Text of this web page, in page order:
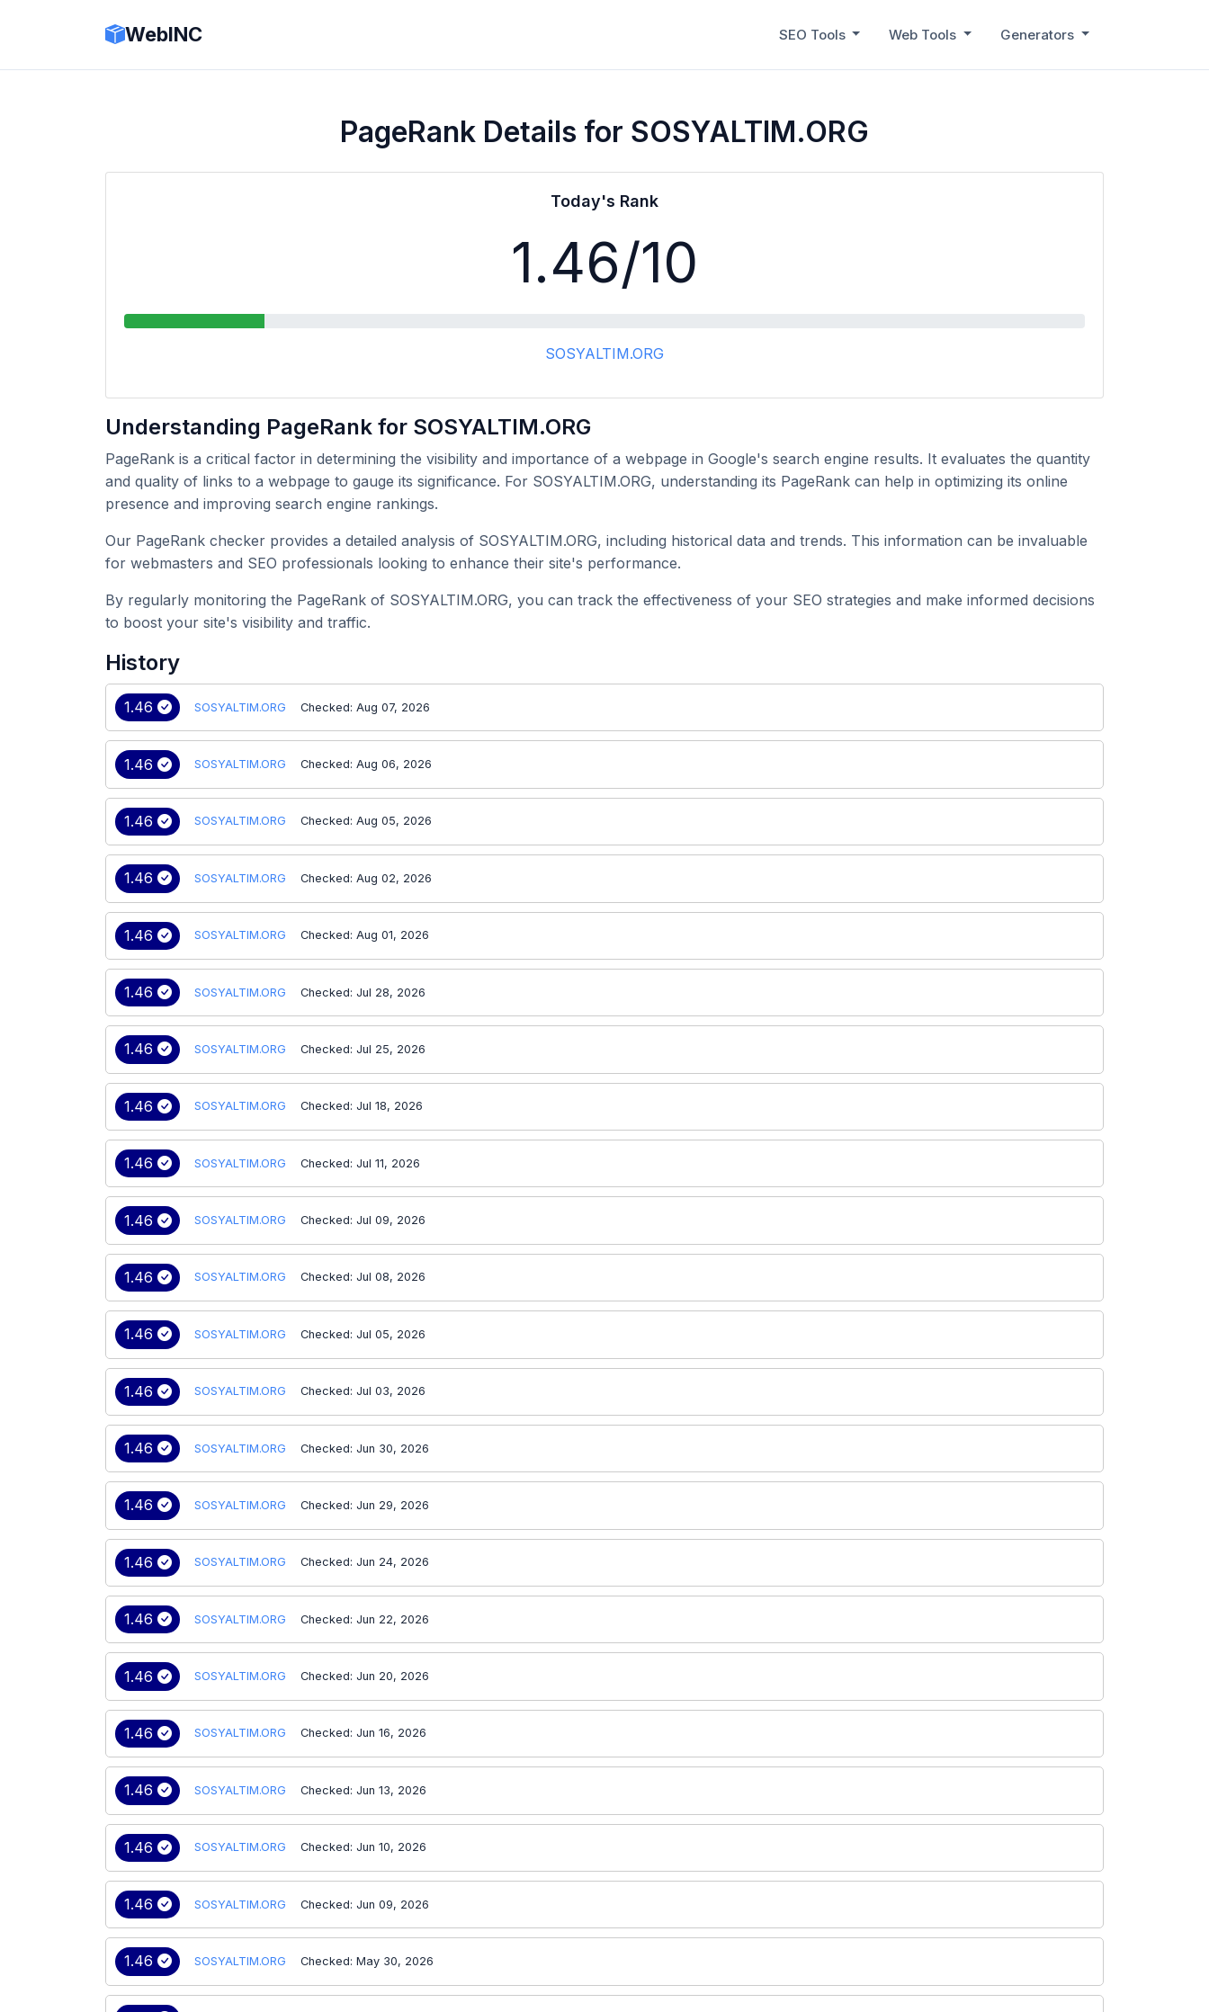
WebINC SEO Tools Web Tools Generators
PageRank Details for SOSYALTIM.ORG
Today's Rank
1.46/10
SOSYALTIM.ORG
Understanding PageRank for SOSYALTIM.ORG
PageRank is a critical factor in determining the visibility and importance of a webpage in Google's search engine results. It evaluates the quantity
and quality of links to a webpage to gauge its significance. For SOSYALTIM.ORG, understanding its PageRank can help in optimizing its online
presence and improving search engine rankings.
Our PageRank checker provides a detailed analysis of SOSYALTIM.ORG, including historical data and trends. This information can be invaluable
for webmasters and SEO professionals looking to enhance their site's performance.
By regularly monitoring the PageRank of SOSYALTIM.ORG, you can track the effectiveness of your SEO strategies and make informed decisions
to boost your site's visibility and traffic.
History
1.46 SOSYALTIM.ORG Checked: Aug 07, 2026
1.46 SOSYALTIM.ORG Checked: Aug 06, 2026
1.46 SOSYALTIM.ORG Checked: Aug 05, 2026
1.46 SOSYALTIM.ORG Checked: Aug 02, 2026
1.46 SOSYALTIM.ORG Checked: Aug 01, 2026
1.46 SOSYALTIM.ORG Checked: Jul 28, 2026
1.46 SOSYALTIM.ORG Checked: Jul 25, 2026
1.46 SOSYALTIM.ORG Checked: Jul 18, 2026
1.46 SOSYALTIM.ORG Checked: Jul 11, 2026
1.46 SOSYALTIM.ORG Checked: Jul 09, 2026
1.46 SOSYALTIM.ORG Checked: Jul 08, 2026
1.46 SOSYALTIM.ORG Checked: Jul 05, 2026
1.46 SOSYALTIM.ORG Checked: Jul 03, 2026
1.46 SOSYALTIM.ORG Checked: Jun 30, 2026
1.46 SOSYALTIM.ORG Checked: Jun 29, 2026
1.46 SOSYALTIM.ORG Checked: Jun 24, 2026
1.46 SOSYALTIM.ORG Checked: Jun 22, 2026
1.46 SOSYALTIM.ORG Checked: Jun 20, 2026
1.46 SOSYALTIM.ORG Checked: Jun 16, 2026
1.46 SOSYALTIM.ORG Checked: Jun 13, 2026
1.46 SOSYALTIM.ORG Checked: Jun 10, 2026
1.46 SOSYALTIM.ORG Checked: Jun 09, 2026
1.46 SOSYALTIM.ORG Checked: May 30, 2026